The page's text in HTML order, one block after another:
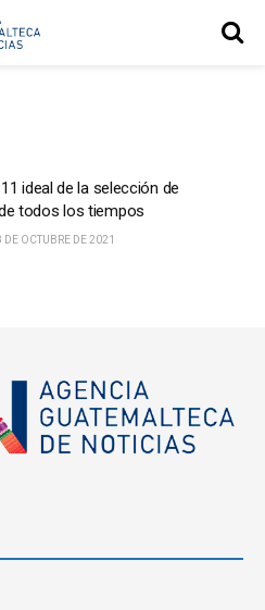
ideal de la selección de
todos los tiempos
DE OCTUBRE DE 2021